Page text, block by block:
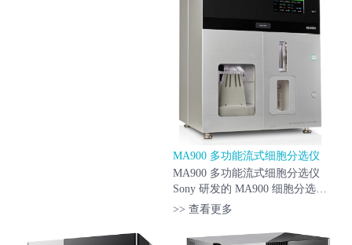
MA900 多功能流式细胞分选仪
MA900 多功能流式细胞分选仪
Sony 研发的 MA900 细胞分选仪
支持 12 种荧光参数检测和 4 路
用需求。 MA900 系统内置的强
>> 查看更多